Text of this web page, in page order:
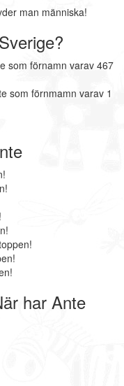
man människa!
som förnamn varav 467
som förnmamn varav 1
har Ante